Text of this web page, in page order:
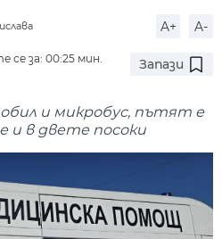
A+ A-
се за: 00:25 мин.
Запази
и микробус, пътят е
и в двете посоки